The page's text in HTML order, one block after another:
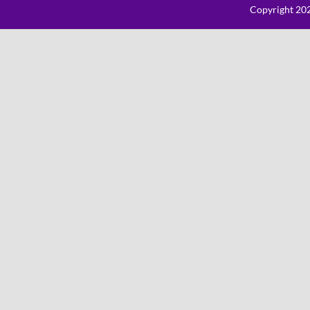
Copyright